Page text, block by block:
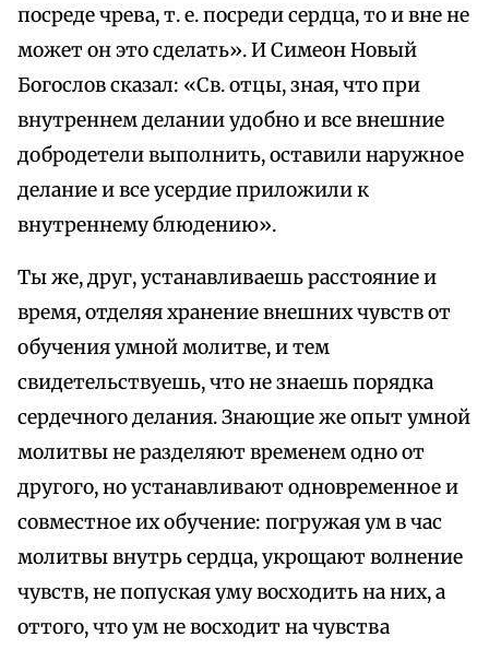
посреде чрева, т. е. посреди сердца, то и вне не
может он это сделать». И Симеон Новый
Богослов сказал: «Св. отцы, зная, что при
внутреннем делании удобно и все внешние
добродетели выполнить, оставили наружное
делание и все усердие приложили к
внутреннему блюдению».
Ты же, друг, устанавливаешь расстояние и
время, отделяя хранение внешних чувств от
обучения умной молитве, и тем
свидетельствуешь, что не знаешь порядка
сердечного делания. Знающие же опыт умной
молитвы не разделяют временем одно от
другого, но устанавливают одновременное и
совместное их обучение: погружая ум в час
молитвы внутрь сердца, укрощают волнение
чувств, не попуская уму восходить на них, а
оттого, что ум не восходит на чувства